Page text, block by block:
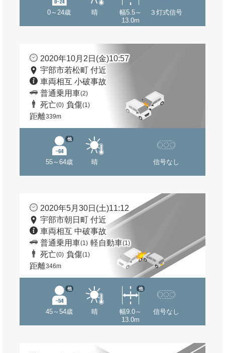
0～24歳 晴
幅5.5～
13.0m
３灯式信号
2020年10月2日(金)10:57
宇部市若松町 付近
車両相互 小破事故
普通乗用車(2)
死亡(0) 負傷(1)
距離339m
55～64歳
他
晴 信号なし
2020年5月30日(土)11:12
宇部市朝日町 付近
車両相互 中破事故
普通乗用車(1) 軽自動車(1)
死亡(0) 負傷(1)
距離346m
45～54歳
他
晴
幅9.0～
13.0m
他
信号なし